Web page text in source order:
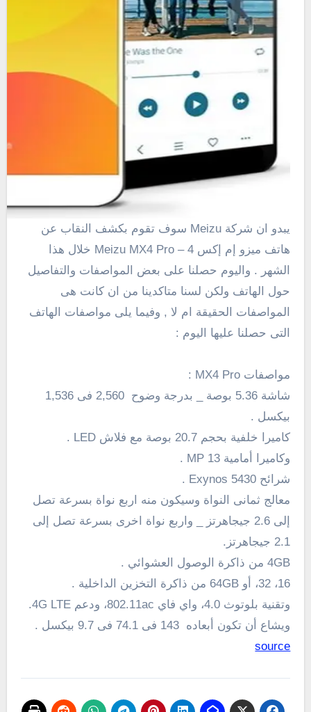
يبدو ان شركة Meizu سوف تقوم بكشف النقاب عن
هاتف ميزو إم إكس 4 – Meizu MX4 Pro خلال هذا
الشهر . واليوم حصلنا على بعض المواصفات والتفاصيل
حول الهاتف ولكن لسنا متاكدينا من ان كانت هى
المواصفات الحقيقة ام لا , وفيما يلى مواصفات الهاتف
التى حصلنا عليها اليوم :
مواصفات MX4 Pro :
شاشة 5.36 بوصة _ بدرجة وضوح 2,560 فى 1,536
بيكسل .
كاميرا خلفية بحجم 20.7 بوصة مع
فلاش LED
.
وكاميرا
أمامية 13
MP
.
شرائح
Exynos 5430
.
معالج ثمانى النواة وسيكون منه اربع نواة بسرعة تصل
إلى 2.6
جيجاهرتز _ واربع نواة اخرى بسرعة تصل
إلى
2.1 جيجاهرتز .
4GB من ذاكرة الوصول العشوائي .
16، 32
، أو 64GB من ذاكرة التخزين الداخلية .
وتقنية بلوتوث 4.0، واي فاي 802.11ac، ودعم 4G LTE
.
ويشاع أن تكون أبعاده
source